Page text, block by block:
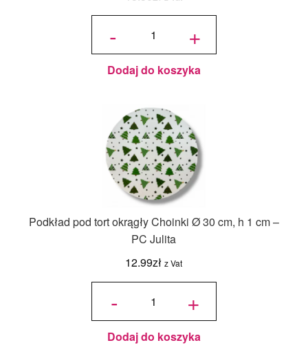
-
ilość Karton
36x36x45/30
cm Biały - 1
szt. +
Dodaj do koszyka
Podkład pod tort okrągły Choinki Ø 30 cm, h 1 cm –
PC Julita
12.99zł z Vat
-
ilość
okrągły
Choinki
Ø 30
cm, h 1
cm - PC
+
Dodaj do koszyka